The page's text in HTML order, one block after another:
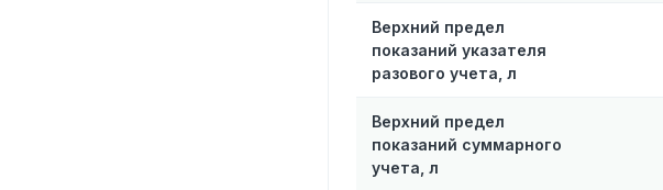
Верхний предел
показаний указателя
разового учета, л
Верхний предел
показаний суммарного
учета, л